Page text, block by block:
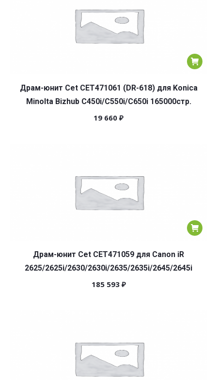
Драм-юнит Cet CET471061 (DR-618) для Konica
Minolta Bizhub C450i/C550i/C650i 165000стр.
19 660 ₽
Драм-юнит Cet CET471059 для Canon iR
2625/2625i/2630/2630i/2635/2635i/2645/2645i
185 593 ₽